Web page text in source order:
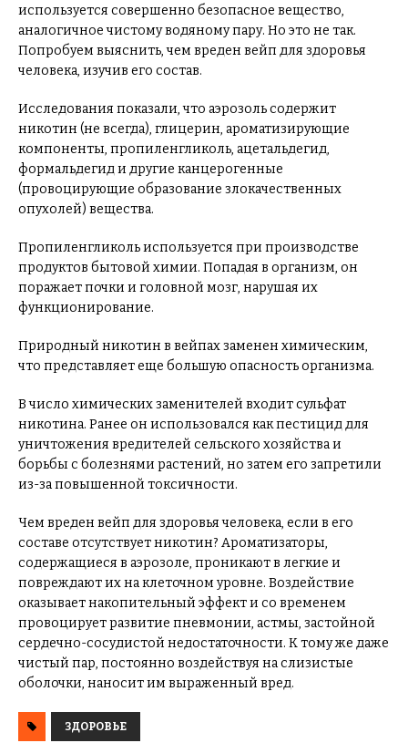
используется совершенно безопасное вещество,
аналогичное чистому водяному пару. Но это не так.
Попробуем выяснить, чем вреден вейп для здоровья
человека, изучив его состав.
Исследования показали, что аэрозоль содержит
никотин (не всегда), глицерин, ароматизирующие
компоненты, пропиленгликоль, ацетальдегид,
формальдегид и другие канцерогенные
(провоцирующие образование злокачественных
опухолей) вещества.
Пропиленгликоль используется при производстве
продуктов бытовой химии. Попадая в организм, он
поражает почки и головной мозг, нарушая их
функционирование.
Природный никотин в вейпах заменен химическим,
что представляет еще большую опасность организма.
В число химических заменителей входит сульфат
никотина. Ранее он использовался как пестицид для
уничтожения вредителей сельского хозяйства и
борьбы с болезнями растений, но затем его запретили
из-за повышенной токсичности.
Чем вреден вейп для здоровья человека, если в его
составе отсутствует никотин? Ароматизаторы,
содержащиеся в аэрозоле, проникают в легкие и
повреждают их на клеточном уровне. Воздействие
оказывает накопительный эффект и со временем
провоцирует развитие пневмонии, астмы, застойной
сердечно-сосудистой недостаточности. К тому же даже
чистый пар, постоянно воздействуя на слизистые
оболочки, наносит им выраженный вред.
ЗДОРОВЬЕ